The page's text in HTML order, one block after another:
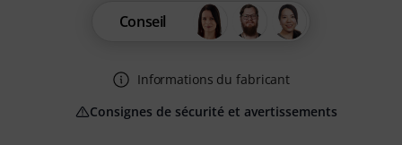
Conseil
Informations du fabricant
Consignes de sécurité et avertissements